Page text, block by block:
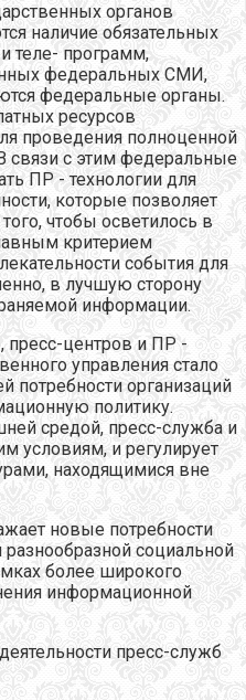
органов
наличие обязательных
теле- программ,
федеральных СМИ,
федеральные органы.
ресурсов
проведения полноценной
связи с этим федеральные
ПР - технологии для
которые позволяет
чтобы осветилось в
критерием
события для
в лучшую сторону
информации.
пресс-центров и ПР -
управления стало
потребности организаций
политику.
средой, пресс-служба и
условиям, и регулирует
находящимися вне
новые потребности
социальной
более широкого
информационной
пресс-служб